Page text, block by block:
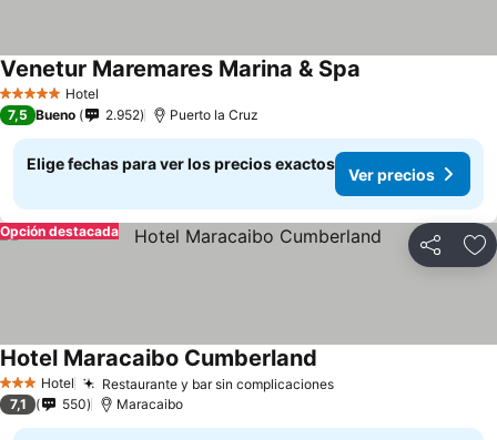
5 Estrellas Hotel
Venetur Maremares Marina & Spa
7,5 Bueno 2.952 Puerto la Cruz
Elige fechas para ver los precios exactos
Ver precios
Compartir
Opción destacada
3 Estrellas
Hotel Restaurante y bar sin complicaciones
Hotel Maracaibo Cumberland
7,1 550 Maracaibo